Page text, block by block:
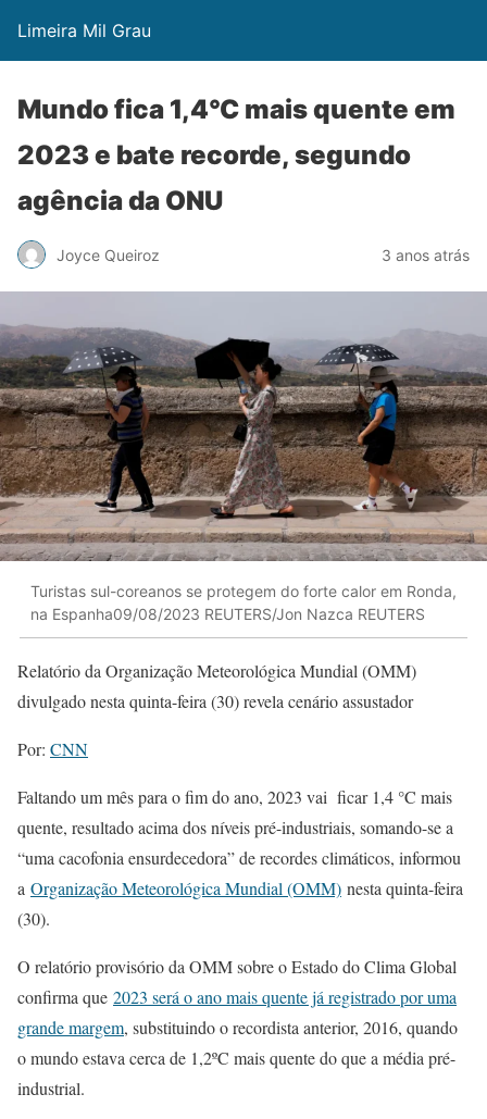
Limeira Mil Grau
Mundo fica 1,4°C mais quente em
2023 e bate recorde, segundo
agência da ONU
Joyce Queiroz 3 anos atrás
Turistas sul-coreanos se protegem do forte calor em Ronda,
na Espanha09/08/2023 REUTERS/Jon Nazca REUTERS
Relatório da Organização Meteorológica Mundial (OMM)
divulgado nesta quinta-feira (30) revela cenário assustador
Por: CNN
Faltando um mês para o fim do ano, 2023 vai ficar 1,4 °C mais
quente, resultado acima dos níveis pré-industriais, somando-se a
“uma cacofonia ensurdecedora” de recordes climáticos, informou
a Organização Meteorológica Mundial (OMM) nesta quinta-feira
(30).
O relatório provisório da OMM sobre o Estado do Clima Global
confirma que 2023 será o ano mais quente já registrado por uma
grande margem, substituindo o recordista anterior, 2016, quando
o mundo estava cerca de 1,2ºC mais quente do que a média pré-
industrial.